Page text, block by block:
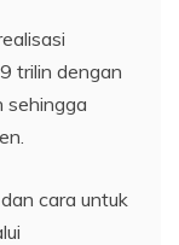
trilin dengan
sehingga
cara untuk